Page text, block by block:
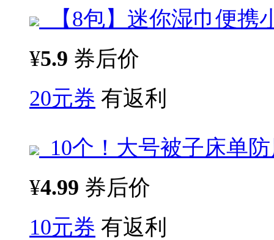
【8包】迷你湿巾便携
¥5.9 券后价
20元券 有返利
10个！大号被子床单
¥4.99 券后价
10元券 有返利